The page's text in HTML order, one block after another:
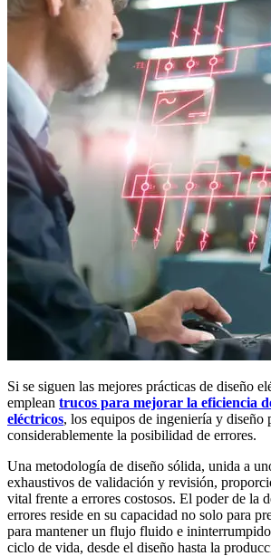
Si se siguen las mejores prácticas de diseño
emplean trucos para mejorar la eficiencia
eléctricos, los equipos de ingeniería y diseño
considerablemente la posibilidad de errores.
Una metodología de diseño sólida, unida a
exhaustivos de validación y revisión,
vital frente a errores costosos. El poder de la
errores reside en su capacidad no solo para
para mantener un flujo fluido e
ciclo de vida, desde el diseño hasta la